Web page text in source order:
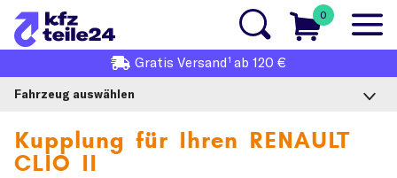
0
Gratis Versand1 ab 120 €
Fahrzeug auswählen
Kupplung für Ihren RENAULT
CLIO II